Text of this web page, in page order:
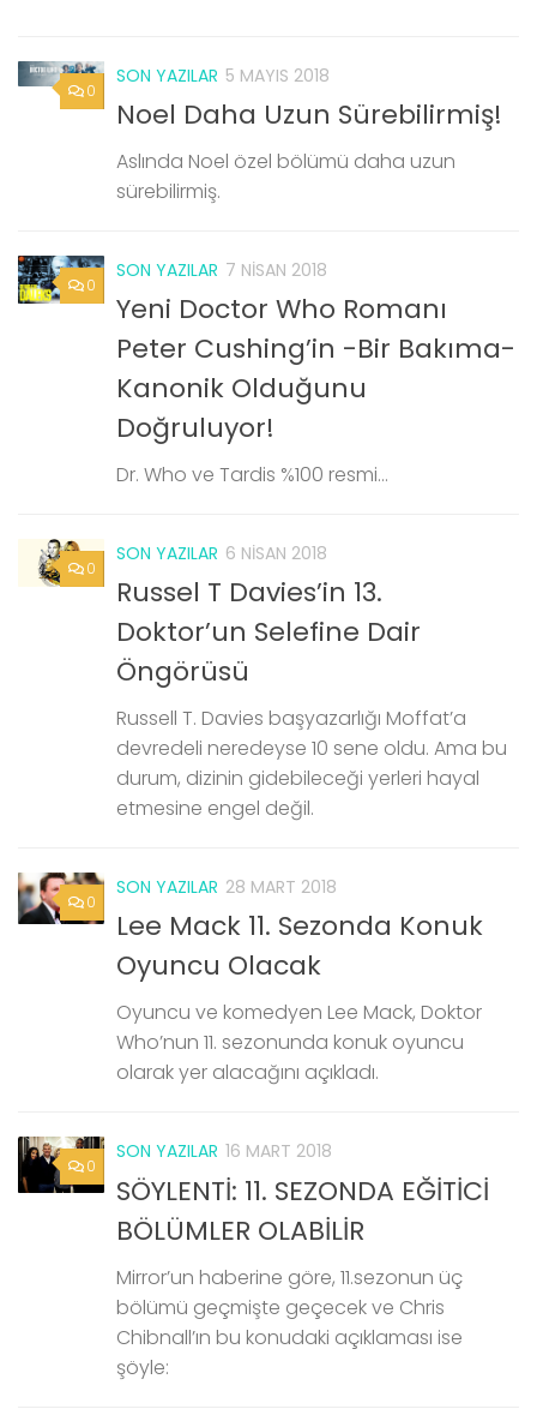
0
SON YAZILAR 5 MAYIS 2018
Noel Daha Uzun Sürebilirmiş!
Aslında Noel özel bölümü daha uzun
sürebilirmiş.
0
SON YAZILAR 7 NISAN 2018
Yeni Doctor Who Romanı
Peter Cushing’in -Bir Bakıma-
Kanonik Olduğunu
Doğruluyor!
Dr. Who ve Tardis %100 resmi…
0
SON YAZILAR 6 NISAN 2018
Russel T Davies’in 13.
Doktor’un Selefine Dair
Öngörüsü
Russell T. Davies başyazarlığı Moffat’a
devredeli neredeyse 10 sene oldu. Ama bu
durum, dizinin gidebileceği yerleri hayal
etmesine engel değil.
0
SON YAZILAR 28 MART 2018
Lee Mack 11. Sezonda Konuk
Oyuncu Olacak
Oyuncu ve komedyen Lee Mack, Doktor
Who’nun 11. sezonunda konuk oyuncu
olarak yer alacağını açıkladı.
0
SON YAZILAR 16 MART 2018
SÖYLENTİ: 11. SEZONDA EĞİTİCİ
BÖLÜMLER OLABİLİR
Mirror’un haberine göre, 11.sezonun üç
bölümü geçmişte geçecek ve Chris
Chibnall’ın bu konudaki açıklaması ise
şöyle: